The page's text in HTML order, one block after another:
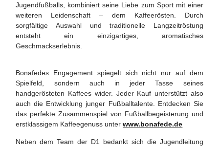
Jugendfußballs, kombiniert seine Liebe zum Sport mit einer
weiteren Leidenschaft – dem Kaffeerösten. Durch
sorgfältige Auswahl und traditionelle Langzeitröstung
entsteht ein einzigartiges, aromatisches
Geschmackserlebnis.
Bonafedes Engagement spiegelt sich nicht nur auf dem
Spielfeld, sondern auch in jeder Tasse seines
handgerösteten Kaffees wider. Jeder Kauf unterstützt also
auch die Entwicklung junger Fußballtalente. Entdecken Sie
das perfekte Zusammenspiel von Fußballbegeisterung und
erstklassigem Kaffeegenuss unterwww.bonafede.de
Neben dem Team der D1 bedankt sich die Jugendleitung